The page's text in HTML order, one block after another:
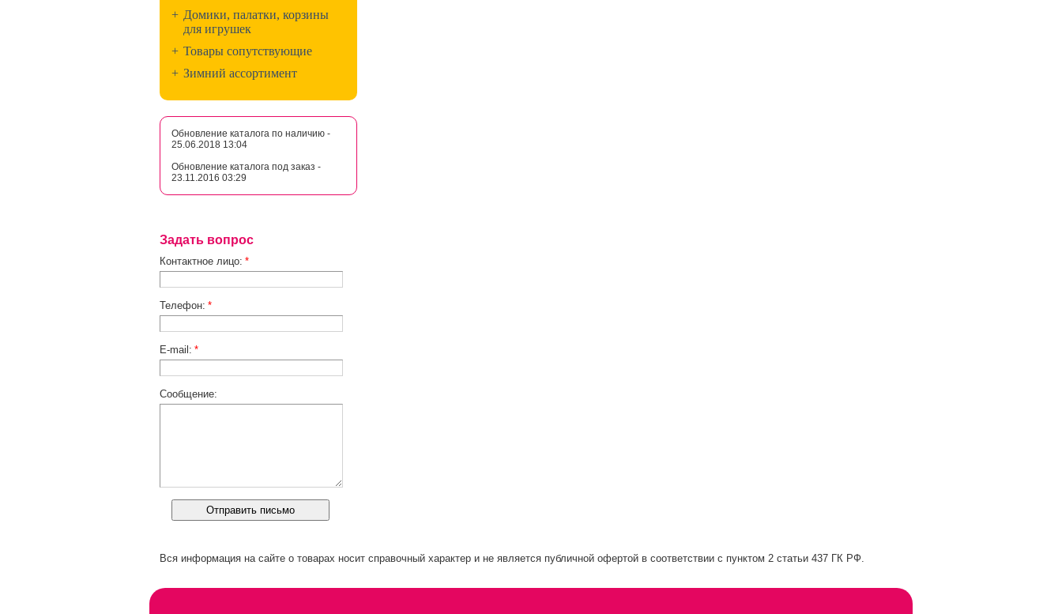
+ Домики, палатки, корзины
для игрушек
+ Товары сопутствующие
+ Зимний ассортимент
Обновление каталога по наличию -
25.06.2018 13:04
Обновление каталога под заказ -
23.11.2016 03:29
Задать вопрос
Контактное лицо: *
Телефон: *
E-mail: *
Сообщение:
Вся информация на сайте о товарах носит справочный характер и не является публичной офертой в соответствии с пунктом 2 статьи 437 ГК РФ.